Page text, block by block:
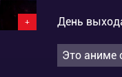
+ День
Это аниме